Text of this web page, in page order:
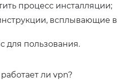
процесс инсталляции;
всплывающие в
для пользования.
ли vpn?